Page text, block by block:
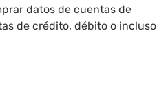
datos de cuentas de
de crédito, débito o incluso